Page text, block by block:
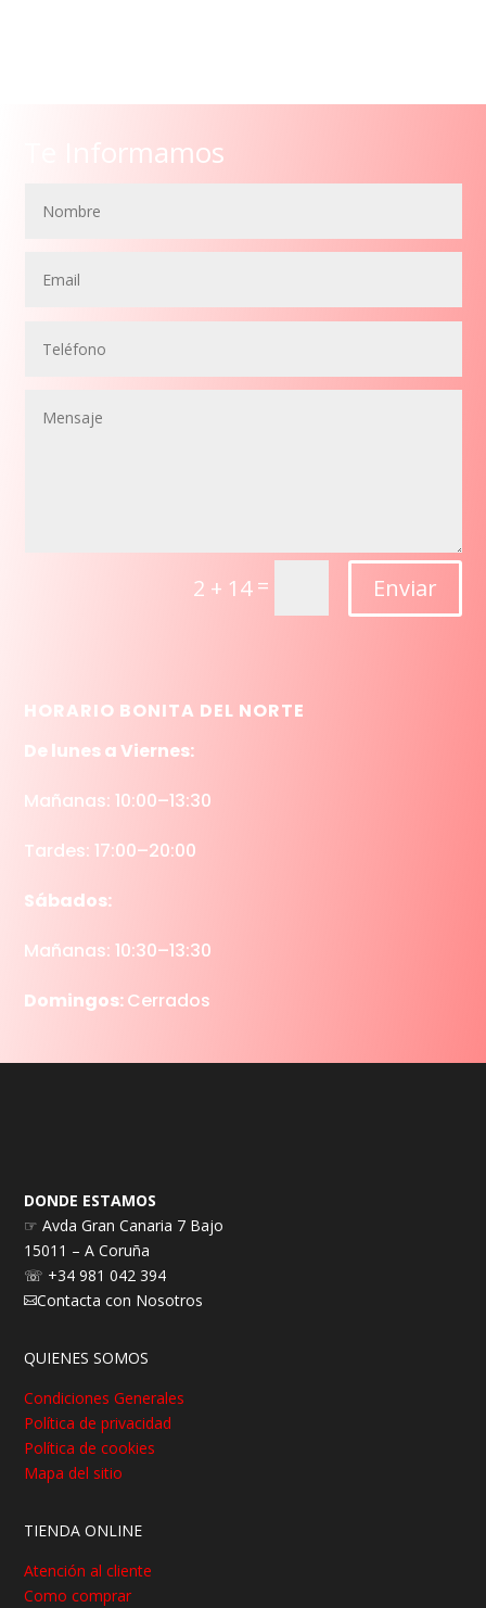
Te Informamos
2 + 14= Enviar
HORARIO BONITA DEL NORTE
De lunes a Viernes:
Mañanas: 10:00–13:30
Tardes: 17:00–20:00
Sábados:
Mañanas: 10:30–13:30
Domingos:Cerrados
DONDE ESTAMOS
☞ Avda Gran Canaria 7 Bajo
15011 – A Coruña
☏ +34 981 042 394
Contacta con Nosotros
QUIENES SOMOS
Condiciones Generales
Política de privacidad
Política de cookies
Mapa del sitio
TIENDA ONLINE
Atención al cliente
Como comprar